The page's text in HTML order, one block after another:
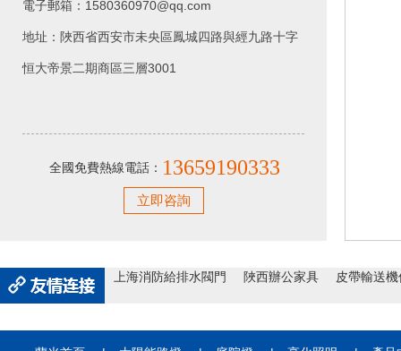
電子郵箱：1580360970@qq.com
地址：陜西省西安市未央區鳳城四路與經九路十字
恒大帝景二期商區三層3001
全國免費熱線電話： 13659190333
立即咨詢
上海消防給排水閥門 陜西辦公家具 皮帶輸送